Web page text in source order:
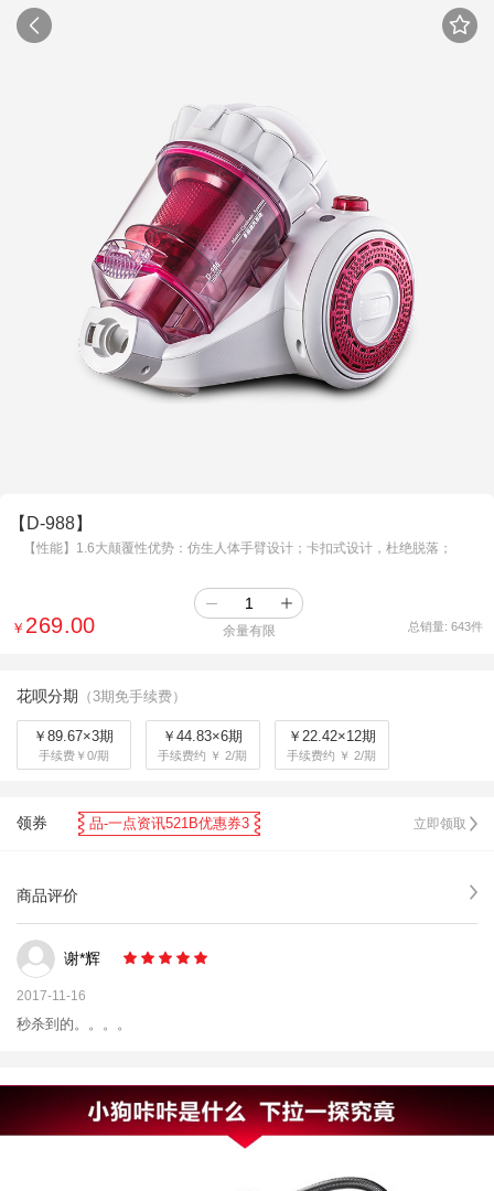
【D-988】
【性能】1.6大颠覆性优势：仿生人体手臂设计；卡扣式设计，杜绝脱落；
￥ 269.00 余量有限 总销量: 643件
花呗分期 （3期免手续费）
￥89.67×3期
手续费￥0/期
￥44.83×6期
手续费约 ￥ 2/期
￥22.42×12期
手续费约 ￥ 2/期
领券 品-一点资讯521B优惠券3 立即领取
商品评价
谢*辉
2017-11-16
秒杀到的。。。。